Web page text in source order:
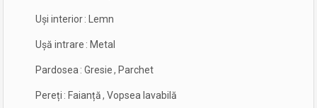
Uși interior: Lemn
Ușă intrare : Metal
Pardosea : Gresie, Parchet
Pereți : Faianță, Vopsea lavabilă